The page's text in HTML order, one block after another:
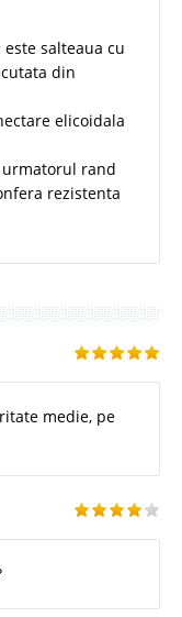
salteaua cu
din
elicoidala
urmatorul rand
rezistenta
medie, pe